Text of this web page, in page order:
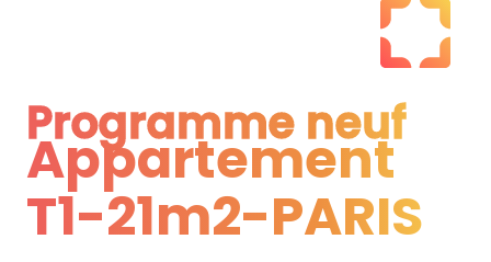
Programme neuf
Programme neuf
Appartement
T1-21m2-PARIS